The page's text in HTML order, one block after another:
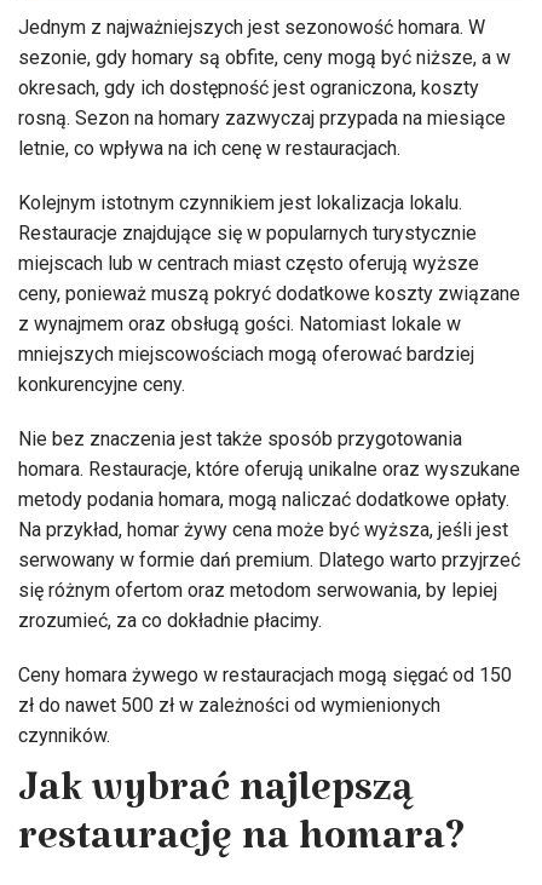
Jednym z najważniejszych jest sezonowość homara. W
sezonie, gdy homary są obfite, ceny mogą być niższe, a w
okresach, gdy ich dostępność jest ograniczona, koszty
rosną. Sezon na homary zazwyczaj przypada na miesiące
letnie, co wpływa na ich cenę w restauracjach.
Kolejnym istotnym czynnikiem jest lokalizacja lokalu.
Restauracje znajdujące się w popularnych turystycznie
miejscach lub w centrach miast często oferują wyższe
ceny, ponieważ muszą pokryć dodatkowe koszty związane
z wynajmem oraz obsługą gości. Natomiast lokale w
mniejszych miejscowościach mogą oferować bardziej
konkurencyjne ceny.
Nie bez znaczenia jest także sposób przygotowania
homara. Restauracje, które oferują unikalne oraz wyszukane
metody podania homara, mogą naliczać dodatkowe opłaty.
Na przykład, homar żywy cena może być wyższa, jeśli jest
serwowany w formie dań premium. Dlatego warto przyjrzeć
się różnym ofertom oraz metodom serwowania, by lepiej
zrozumieć, za co dokładnie płacimy.
Ceny homara żywego w restauracjach mogą sięgać od 150
zł do nawet 500 zł w zależności od wymienionych
czynników.
Jak wybrać najlepszą
restaurację na homara?